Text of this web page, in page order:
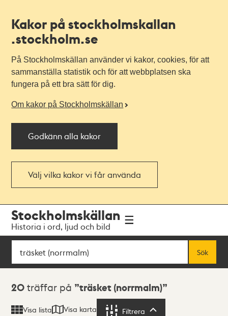
Kakor på stockholmskallan
.stockholm.se
På Stockholmskällan använder vi kakor, cookies, för att
sammanställa statistik och för att webbplatsen ska
fungera på ett bra sätt för dig.
Om kakor på Stockholmskällan
Godkänn alla kakor
Välj vilka kakor vi får använda
navigationen
huvudinnehållet
Stockholmskällan
Historia i ord, ljud och bild
Sök
Sök
Sökresultat
20 träffar på träsket (norrmalm)
Visa lista Visa karta Filtrera